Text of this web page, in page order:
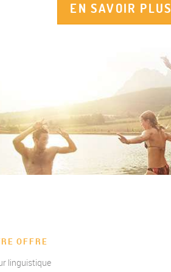
EN SAVOIR PLUS
OFFRE
linguistique